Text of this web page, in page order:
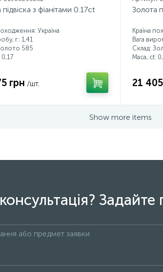
з фіанітами 0.17ct
Україна
г.: 1,41
585
0,17
грн /шт.
Золота
Країна
Вага
Склад:
Маса, ct:
21
Show more items